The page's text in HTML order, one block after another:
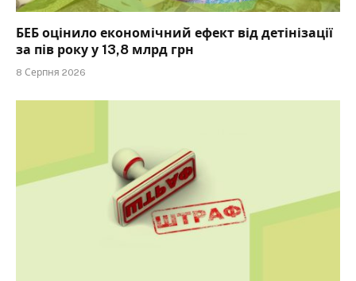
БЕБ оцінило економічний ефект від детінізації
за пів року у 13,8 млрд грн
8 Серпня 2026